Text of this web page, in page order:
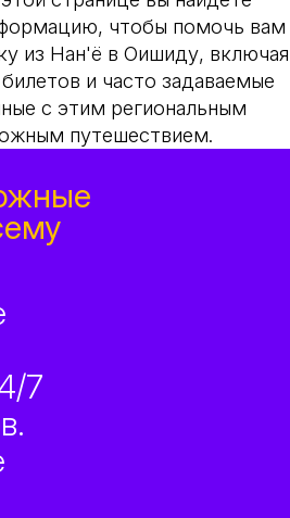
чтобы помочь вам
из Нан'ё в Оишиду, включая
и часто задаваемые
с этим региональным
путешествием.
7